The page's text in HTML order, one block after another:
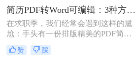
等“惨剧”。面对PDF 转 Word 后排版
全乱/文字错位/串行/乱跑怎么办这一
难题，很多人尝试了各种免费工具却
依然无法解决。
简历PDF转Word可编辑：3种方法保留排版不乱的实测！
在求职季，我们经常会遇到这样的尴
尬：手头有一份排版精美的PDF简
历，但招聘系统只允许上传Word格
式，或者HR希望能直接在简历上修
赞 踩